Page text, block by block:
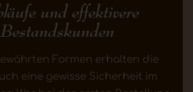
und effektivere
Formen erhalten die
eine gewisse Sicherheit im